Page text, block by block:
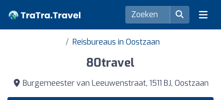
Reisbureaus in Oostzaan
80travel
Burgemeester van Leeuwenstraat, 1511 BJ, Oostzaan